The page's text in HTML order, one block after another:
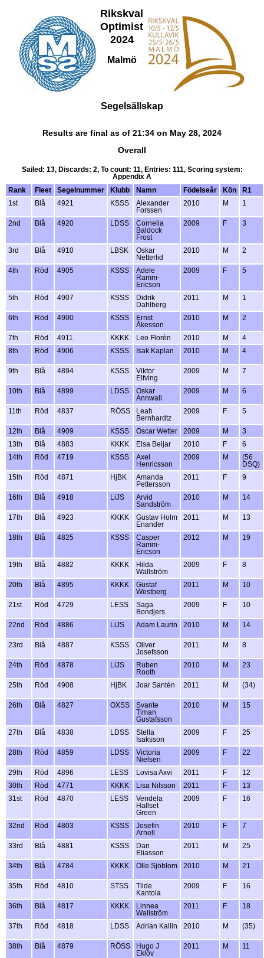
Rikskval
Optimist
2024
Malmö
Segelsällskap
Results are final as of 21:34 on May 28, 2024
Overall
Sailed: 13, Discards: 2, To count: 11, Entries: 111, Scoring system:
Appendix A
Rank
Fleet Segelnummer Klubb Namn Födelseår Kön
R1
1st
Blå 4921 KSSS
Alexander
Forssen
2010 M 1
2nd Blå 4920 LDSS
Cornelia
Baldock
Frost
2009 F 3
3rd Blå 4910 LBSK
Oskar
Netterlid
2010 M 2
4th Röd 4905 KSSS
Adele
Ramm-
Ericson
2009 F 5
5th Röd 4907 KSSS
Didrik
Dahlberg
2011 M 1
6th Röd 4900 KSSS
Ernst
Åkesson
2010 M 2
7th Röd 4911 KKKK Leo Florèn 2010 M
4
8th
Röd 4906 KSSS Isak Kaplan 2010 M 4
9th Blå 4894 KSSS
Viktor
Elfving
2009 M 7
10th Blå 4899 LDSS
Oskar
Annwall
2009 M 6
11th Röd 4837 RÖSS
Leah
Bernhardtz
2009 F 5
12th Blå 4909 KSSS Oscar Wetter 2009 M
3
13th
Blå 4883 KKKK Elsa Beijar 2010 F
6
14th
Röd 4719 KSSS
Axel
Henricsson
2009 M
(56
DSQ)
15th
Röd 4871 HjBK
Amanda
Pettersson
2011 F 9
16th Blå 4918 LiJS
Arvid
Sandström
2010 M 14
17th Blå 4923 KKKK
Gustav Holm
Enander
2011 M 13
18th Blå 4825 KSSS
Casper
Ramm-
Ericson
2012 M 19
19th Blå 4882 KKKK
Hilda
Wallström
2009 F 8
20th Blå 4895 KKKK
Gustaf
Westberg
2011 M 10
21st Röd 4729 LESS
Saga
Bondjers
2009 F 10
22nd Röd 4886 LiJS Adam Laurin 2010 M 14
23rd Blå 4887 KSSS
Oliver
Josefsson
2011 M 8
24th Röd 4878 LiJS
Ruben
Rooth
2010 M 23
25th Röd 4908 HjBK Joar Santén 2011 M (34)
26th Blå 4827 OXSS
Svante
Timan
Gustafsson
2010 M 15
27th Blå 4838 LDSS
Stella
Isaksson
2009 F 25
28th Röd 4859 LDSS
Victoria
Nielsen
2009 F 22
29th Röd 4896 LESS Lovisa Axvi 2011 F
12
30th
Röd 4771 KKKK Lisa Nilsson 2011 F
13
31st
Röd 4870 LESS
Vendela
Hallset
Green
2009 F 16
32nd Röd 4803 KSSS
Josefin
Arnell
2010 F 7
33rd Blå 4881 KSSS
Dan
Eliasson
2011 M 25
34th Blå 4784 KKKK Olle Sjöblom 2010 M 21
35th Röd 4810 STSS
Tilde
Kantola
2009 F 16
36th Blå 4817 KKKK
Linnea
Wallström
2011 F 18
37th Röd 4818 LDSS Adrian Kallin 2010 M (35)
38th Blå 4879 RÖSS
Hugo J
Eklöv
2011 M 11